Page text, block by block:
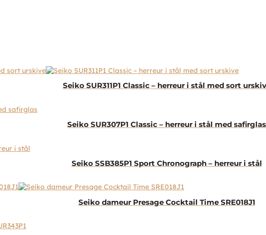
Seiko SUR311P1 Classic – herreur i stål med sort
Seiko SUR307P1 Classic – herreur i stål med safirglas
Seiko SSB385P1 Sport Chronograph – herreur i stål
Seiko dameur Presage Cocktail Time SRE018J1